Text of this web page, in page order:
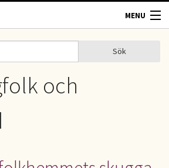
MENU
Sök
och